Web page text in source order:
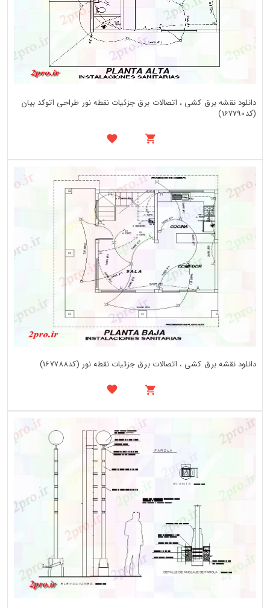
دانلود نقشه برق کشی ، اتصالات برق جزئیات نقطه نور طراحی اتوکد بیان
(کد167790)
دانلود نقشه برق کشی ، اتصالات برق جزئیات نقطه نور (کد167788)